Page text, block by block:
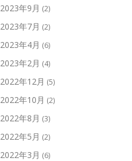
2023年9月 (2)
2023年7月 (2)
2023年4月 (6)
2023年2月 (4)
2022年12月 (5)
2022年10月 (2)
2022年8月 (3)
2022年5月 (2)
2022年3月 (6)